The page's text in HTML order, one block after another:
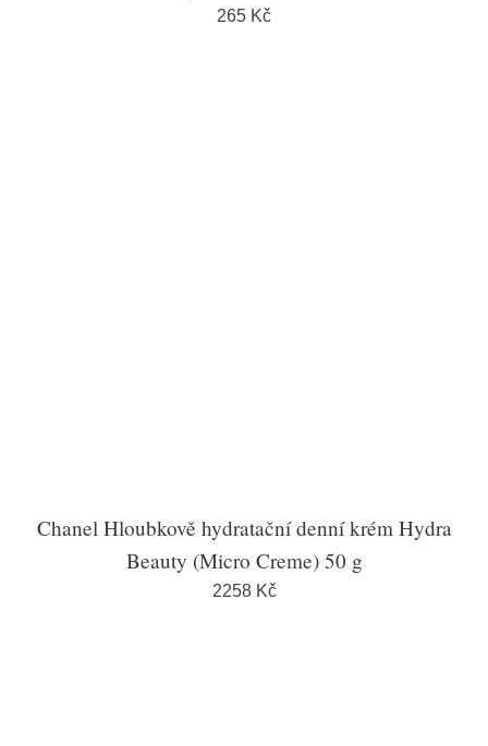
265 Kč
Chanel Hloubkově hydratační denní krém Hydra
Beauty (Micro Creme) 50 g
2258 Kč